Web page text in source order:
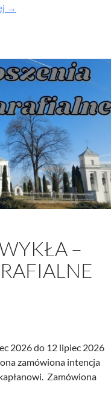
XV
Ogłoszenia
parafialne
lipiec
2026
→
–
2026 do 12 lipiec 2026
zamówiona intencja
Zamówiona